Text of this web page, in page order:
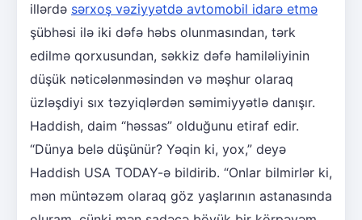
illərdə sərxoş vəziyyətdə avtomobil idarə etmə
şübhəsi ilə iki dəfə həbs olunmasından, tərk
edilmə qorxusundan, səkkiz dəfə hamiləliyinin
düşük nəticələnməsindən və məşhur olaraq
üzləşdiyi sıx təzyiqlərdən səmimiyyətlə danışır.
Haddish, daim “həssas” olduğunu etiraf edir.
“Dünya belə düşünür? Yəqin ki, yox,” deyə
Haddish USA TODAY-ə bildirib. “Onlar bilmirlər ki,
mən müntəzəm olaraq göz yaşlarının astanasında